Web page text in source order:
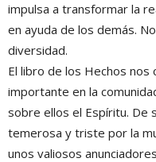
impulsa a transformar la
en ayuda de los demás.
diversidad.
El libro de los Hechos nos
importante en la
sobre ellos el Espíritu. De
temerosa y triste por la
unos valiosos